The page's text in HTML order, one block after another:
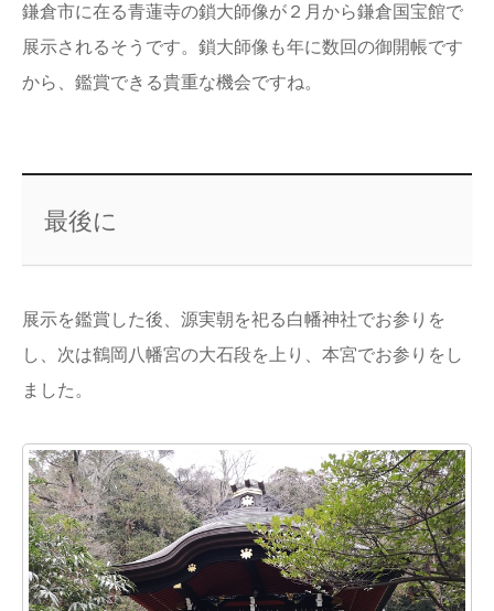
鎌倉市に在る青蓮寺の鎖大師像が２月から鎌倉国宝館で
展示されるそうです。鎖大師像も年に数回の御開帳です
から、鑑賞できる貴重な機会ですね。
最後に
展示を鑑賞した後、源実朝を祀る白幡神社でお参りを
し、次は鶴岡八幡宮の大石段を上り、本宮でお参りをし
ました。